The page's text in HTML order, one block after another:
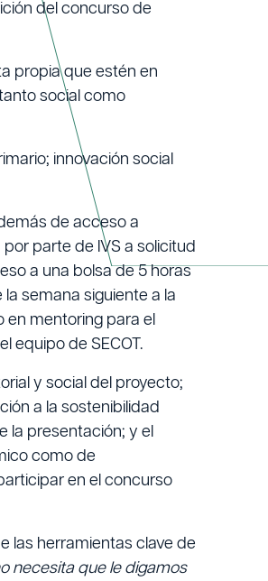
del concurso de
propia que estén en
social como
innovación social
de acceso a
parte de IVS a solicitud
a una bolsa de 5 horas
semana siguiente a la
en mentoring para el
equipo de SECOT.
y social del proyecto;
a la sostenibilidad
la presentación; y el
como de
en el concurso
las herramientas clave de
necesita que le digamos